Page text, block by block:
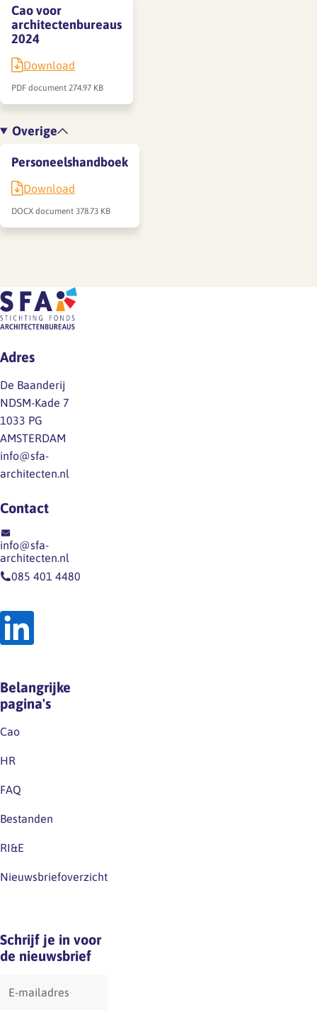
Cao voor
architectenbureaus
2024
Download
PDF document 274.97 KB
Overige
Personeelshandboek
Download
DOCX document 378.73 KB
Adres
De Baanderij
NDSM-Kade 7
1033 PG
AMSTERDAM
info@sfa-
architecten.nl
Contact
info@sfa-
architecten.nl
085 401 4480
Belangrijke
pagina's
Cao
HR
FAQ
Bestanden
RI&E
Nieuwsbriefoverzicht
Schrijf je in voor
de nieuwsbrief
mailadres